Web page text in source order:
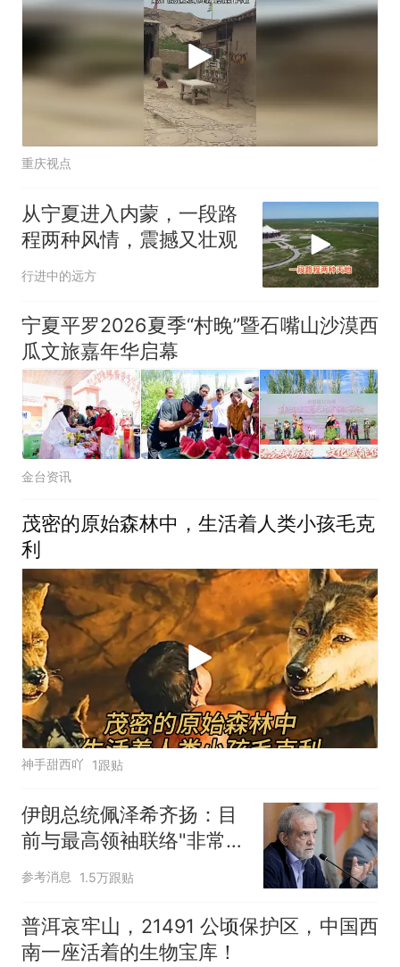
重庆视点
从宁夏进入内蒙，一段路
程两种风情，震撼又壮观
行进中的远方
宁夏平罗2026夏季“村晚”暨石嘴山沙漠西
瓜文旅嘉年华启幕
金台资讯
茂密的原始森林中，生活着人类小孩毛克
利
神手甜西吖 1跟贴
伊朗总统佩泽希齐扬：目
前与最高领袖联络"非常困
难"
参考消息 1.5万跟贴
普洱哀牢山，21491 公顷保护区，中国西
南一座活着的生物宝库！